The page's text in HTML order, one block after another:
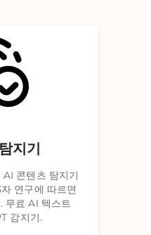
지기
콘텐츠 탐지기
연구에 따르면
무료 AI 텍스트
감지기.